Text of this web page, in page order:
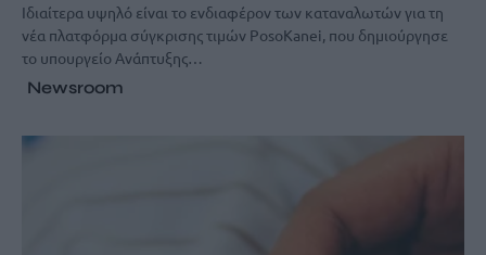
Ιδιαίτερα υψηλό είναι το ενδιαφέρον των καταναλωτών για τη
νέα πλατφόρμα σύγκρισης τιμών PosoKanei, που δημιούργησε
το υπουργείο Ανάπτυξης…
Newsroom